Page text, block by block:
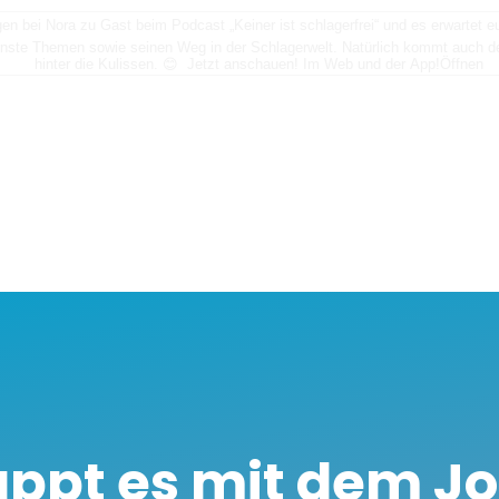
bei Nora zu Gast beim Podcast „Keiner ist schlagerfrei“ und es erwartet
Themen sowie seinen Weg in der Schlagerwelt. Natürlich kommt auch
es mit dem